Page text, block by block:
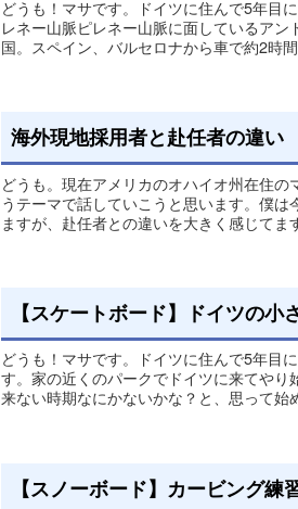
どうも！マサです。ドイツに住んで5年目
レネー山脈ピレネー山脈に面しているア
国。スペイン、バルセロナから車で約2時
海外現地採用者と赴任者の違い
どうも。現在アメリカのオハイオ州在住
うテーマで話していこうと思います。僕
ますが、赴任者との違いを大きく感じて
【スケートボード】ドイツの小
どうも！マサです。ドイツに住んで5年目
す。家の近くのパークでドイツに来てや
来ない時期なにかないかな？と、思って
【スノーボード】カービング練